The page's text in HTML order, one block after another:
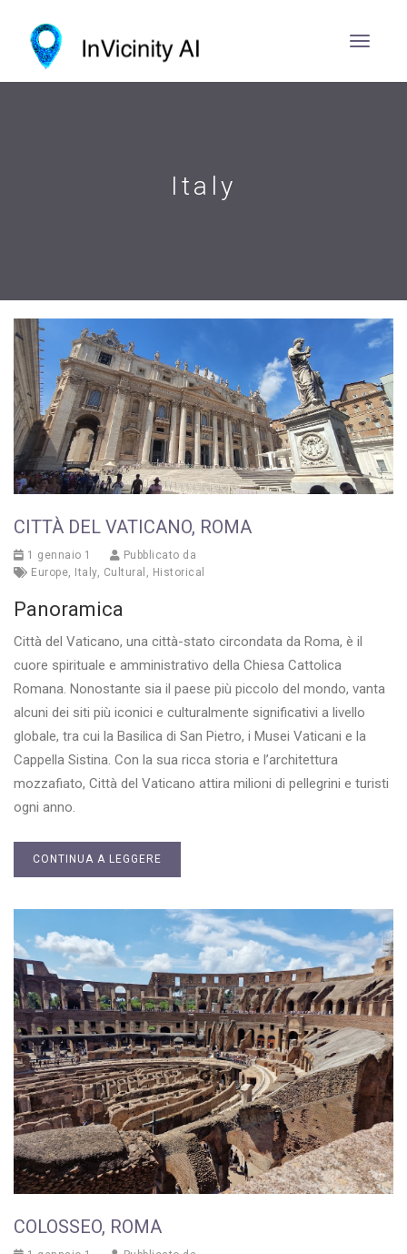
Italy
CITTÀ DEL VATICANO, ROMA
1 gennaio 1
Pubblicato da
Europe Italy, Cultural Historical
Panoramica
Città del Vaticano, una città-stato circondata da Roma, è il
cuore spirituale e amministrativo della Chiesa Cattolica
Romana. Nonostante sia il paese più piccolo del mondo, vanta
alcuni dei siti più iconici e culturalmente significativi a livello
globale, tra cui la Basilica di San Pietro, i Musei Vaticani e la
Cappella Sistina. Con la sua ricca storia e l’architettura
mozzafiato, Città del Vaticano attira milioni di pellegrini e turisti
ogni anno.
CONTINUA A LEGGERE
COLOSSEO, ROMA